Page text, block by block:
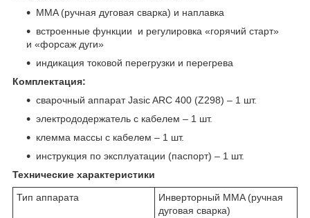
MMA (ручная дуговая сварка) и наплавка
встроенные функции и регулировка «горячий старт»
и «форсаж дуги»
индикация токовой перегрузки и перегрева
Комплектация:
сварочный аппарат Jasic ARC 400 (Z298) – 1 шт.
электрододержатель с кабелем – 1 шт.
клемма массы с кабелем – 1 шт.
инструкция по эксплуатации (паспорт) – 1 шт.
Технические характеристики
Тип аппарата
Инверторный MMA (ручная
дуговая сварка)